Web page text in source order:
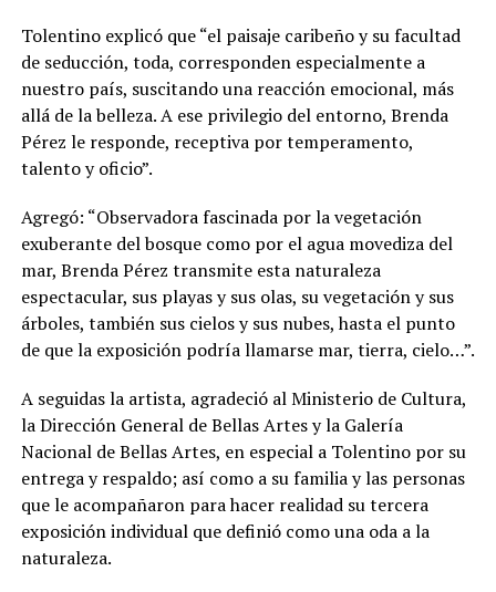
Tolentino explicó que “el paisaje caribeño y su facultad
de seducción, toda, corresponden especialmente a
nuestro país, suscitando una reacción emocional, más
allá de la belleza. A ese privilegio del entorno, Brenda
Pérez le responde, receptiva por temperamento,
talento y oficio”.
Agregó: “Observadora fascinada por la vegetación
exuberante del bosque como por el agua movediza del
mar, Brenda Pérez transmite esta naturaleza
espectacular, sus playas y sus olas, su vegetación y sus
árboles, también sus cielos y sus nubes, hasta el punto
de que la exposición podría llamarse mar, tierra, cielo…”.
A seguidas la artista, agradeció al Ministerio de Cultura,
la Dirección General de Bellas Artes y la Galería
Nacional de Bellas Artes, en especial a Tolentino por su
entrega y respaldo; así como a su familia y las personas
que le acompañaron para hacer realidad su tercera
exposición individual que definió como una oda a la
naturaleza.